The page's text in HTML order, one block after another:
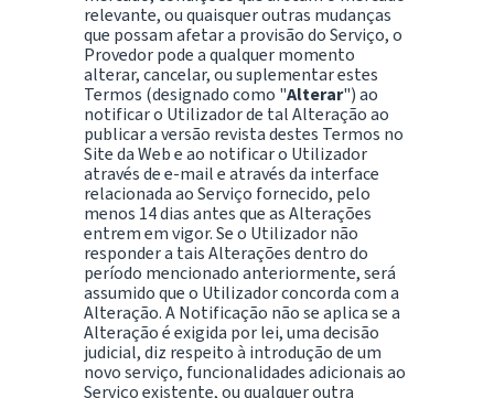
relevante, ou quaisquer outras mudanças
que possam afetar a provisão do Serviço, o
Provedor pode a qualquer momento
alterar, cancelar, ou suplementar estes
Termos (designado como "Alterar") ao
notificar o Utilizador de tal Alteração ao
publicar a versão revista destes Termos no
Site da Web e ao notificar o Utilizador
através de e-mail e através da interface
relacionada ao Serviço fornecido, pelo
menos 14 dias antes que as Alterações
entrem em vigor. Se o Utilizador não
responder a tais Alterações dentro do
período mencionado anteriormente, será
assumido que o Utilizador concorda com a
Alteração. A Notificação não se aplica se a
Alteração é exigida por lei, uma decisão
judicial, diz respeito à introdução de um
novo serviço, funcionalidades adicionais ao
Serviço existente, ou qualquer outra